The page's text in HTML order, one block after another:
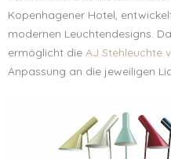
Kopenhagener Hotel,
modernen Leuchtendesigns.
ermöglicht die AJ Stehleuchte
Anpassung an die jeweiligen